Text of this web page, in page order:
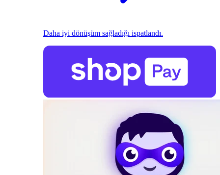
Daha iyi dönüşüm sağladığı ispatlandı.